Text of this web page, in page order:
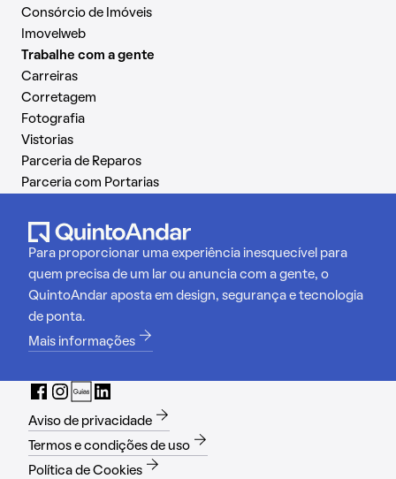
Consórcio de Imóveis
Imovelweb
Trabalhe com a gente
Carreiras
Corretagem
Fotografia
Vistorias
Parceria de Reparos
Parceria com Portarias
Para proporcionar uma experiência inesquecível para
quem precisa de um lar ou anuncia com a gente, o
QuintoAndar aposta em design, segurança e tecnologia
de ponta.
Mais informações
Aviso de privacidade
Termos e condições de uso
Política de Cookies